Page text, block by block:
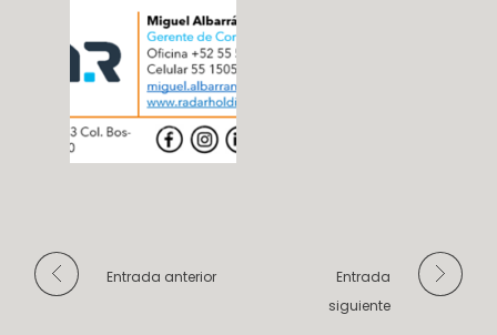
Entrada anterior
Entrada
siguiente